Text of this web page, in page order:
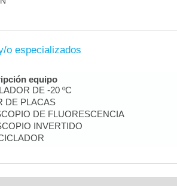
o especializados
equipo
DE -20 ºC
DE PLACAS
DE FLUORESCENCIA
INVERTIDO